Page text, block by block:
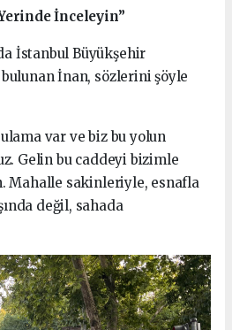
İnceleyin”
İstanbul Büyükşehir
bulunan İnan, sözlerini şöyle
var ve biz bu yolun
Gelin bu caddeyi bizimle
Mahalle sakinleriyle, esnafla
değil, sahada